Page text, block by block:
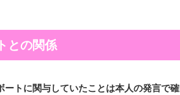
との関係
トに関与していたことは本人の発言で確